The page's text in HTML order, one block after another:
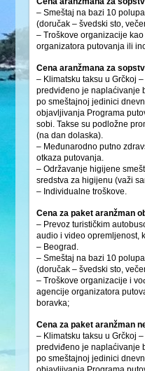
– Smeštaj na bazi 10
(doručak – švedski sto,
– Troškove organizacije
organizatora putovanja ili
Cena aranžmana za
– Klimatsku taksu u Grčkoj
predviđeno je naplaćivanje
po smeštajnoj jedinici
objavljivanja Programa
sobi. Takse su podložne
(na dan dolaska).
– Međunarodno putno
otkaza putovanja.
– Održavanje higijene
sredstva za higijenu (važi
– Individualne troškove.
Cena za paket aranžman
– Prevoz turističkim
audio i video opremljenost,
– Beograd.
– Smeštaj na bazi 10
(doručak – švedski sto,
– Troškove organizacije i
agencije organizatora
boravka;
Cena za paket aranžman
– Klimatsku taksu u Grčkoj
predviđeno je naplaćivanje
po smeštajnoj jedinici